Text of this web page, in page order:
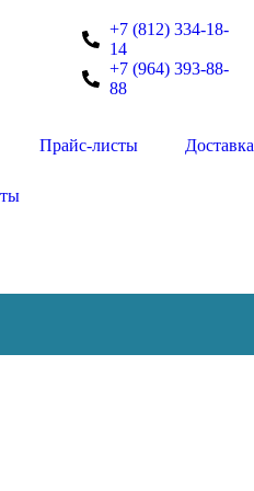
+7 (812) 334-18-
14
+7 (964) 393-88-
88
Прайс-листы Доставка